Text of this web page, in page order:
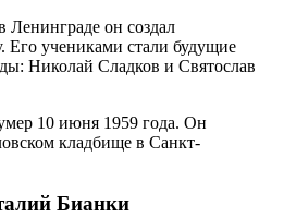
Ленинграде он создал
Его учениками стали будущие
Николай Сладков и Святослав
10 июня 1959 года. Он
кладбище в Санкт-
Бианки